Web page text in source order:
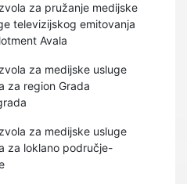
za pružanje medijske
televizijskog emitovanja
Avala
za medijske usluge
za region Grada
za medijske usluge
za loklano područje-